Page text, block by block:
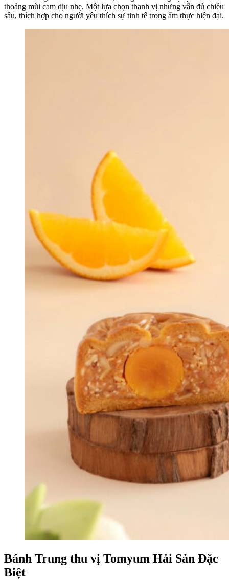
thoảng mùi cam dịu nhẹ. Một lựa chọn thanh vị nhưng vẫn đủ chiều
sâu, thích hợp cho người yêu thích sự tinh tế trong ẩm thực hiện đại.
Bánh Trung thu vị Tomyum Hải Sản Đặc
Biệt